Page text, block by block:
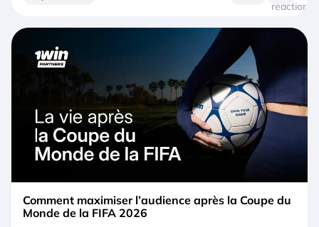
Comment maximiser l’audience après la Coupe du
Monde de la FIFA 2026